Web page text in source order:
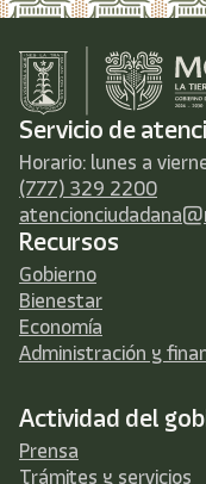
Servicio de
Horario: lunes a
(777) 329 2200
Recursos
Gobierno
Bienestar
Economía
Administración y
Actividad del
Prensa
Trámites y servicios